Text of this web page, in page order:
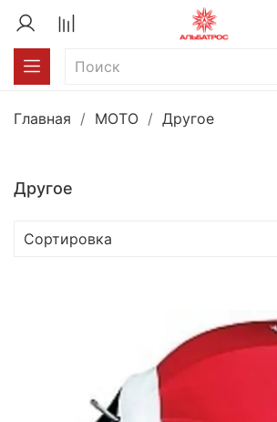
Главная MOTO Другое
Другое